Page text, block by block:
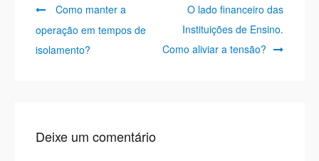
Navegação
de
Previous
post:
Como manter a
operação em tempos de
isolamento?
Next
post:
O lado financeiro das
Instituições de Ensino.
Como aliviar a tensão?
Deixe um comentário